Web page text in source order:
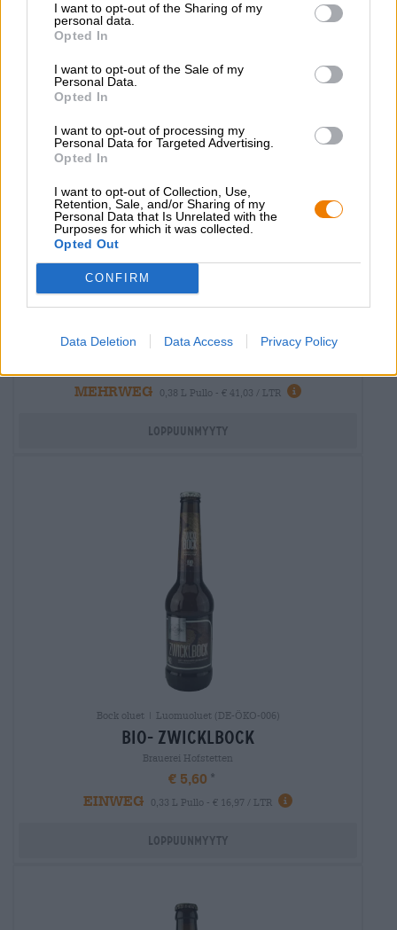
I want to opt-out of the Sharing of my
personal data.
Opted In
I want to opt-out of the Sale of my
Personal Data.
Opted In
I want to opt-out of processing my
Personal Data for Targeted Advertising.
Opted In
I want to opt-out of Collection, Use,
Retention, Sale, and/or Sharing of my
Personal Data that Is Unrelated with the
Purposes for which it was collected.
Opted Out
CONFIRM
Data Deletion Data Access Privacy Policy
Loppuunmyyty
Belgian olut | Tynnyrikypsytetyt oluet | Luomuoluet (DE-ÖKO-006) |
Monijyväinen olut
Brouwerij 3 Fonteinen
MEHRWEG
0,38 L Pullo - € 41,03 / LTR
Loppuunmyyty
Bock oluet | Luomuoluet (DE-ÖKO-006)
bio- zwicklbock
Brauerei Hofstetten
€ 5,60
EINWEG
0,33 L Pullo - € 16,97 / LTR
Loppuunmyyty